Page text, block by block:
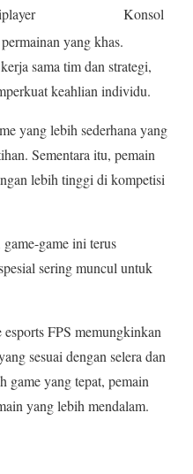
Konsol
yang khas.
sama tim dan strategi,
keahlian individu.
yang lebih sederhana yang
Sementara itu, pemain
lebih tinggi di kompetisi
game ini terus
sering muncul untuk
FPS memungkinkan
sesuai dengan selera dan
game yang tepat, pemain
yang lebih mendalam.